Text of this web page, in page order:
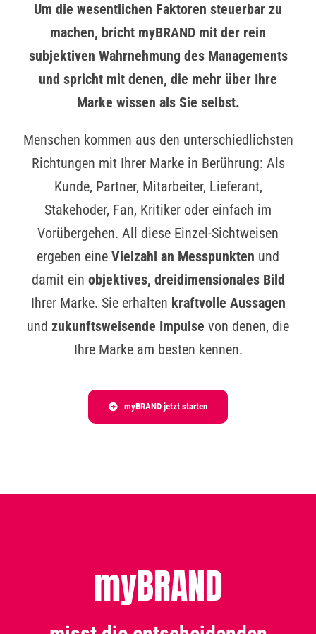
Um die wesentlichen Faktoren steuerbar zu
machen, bricht myBRAND mit der rein
subjektiven Wahrnehmung des Managements
und spricht mit denen, die mehr über Ihre
Marke wissen als Sie selbst.
Menschen kommen aus den unterschiedlichsten
Richtungen mit Ihrer Marke in Berührung: Als
Kunde, Partner, Mitarbeiter, Lieferant,
Stakehoder, Fan, Kritiker oder einfach im
Vorübergehen. All diese Einzel-Sichtweisen
ergeben eine Vielzahl an Messpunkten und
damit ein objektives, dreidimensionales Bild
Ihrer Marke. Sie erhalten kraftvolle Aussagen
und zukunftsweisende Impulse von denen, die
Ihre Marke am besten kennen.
myBRAND jetzt starten
myBRAND